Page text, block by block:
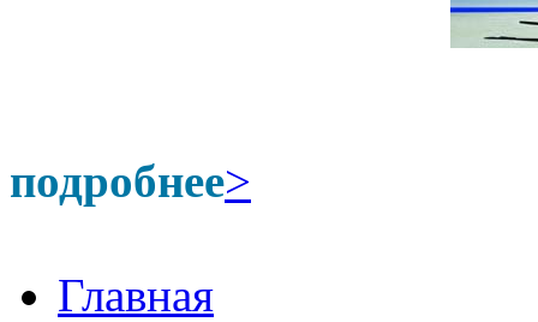
подробнее>
Главная